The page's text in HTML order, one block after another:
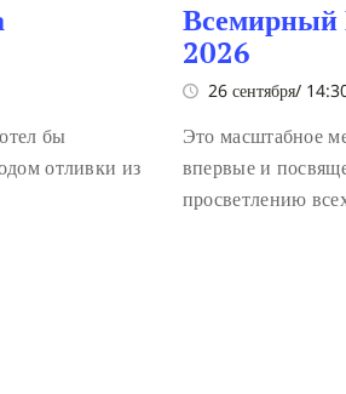
бы
отливки из
Всемирный
2026
26 сентября/
Это масштабное
впервые и
просветлению